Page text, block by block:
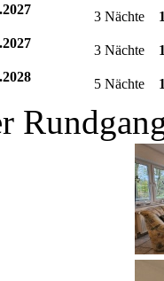
3 Nächte
3 Nächte
5 Nächte